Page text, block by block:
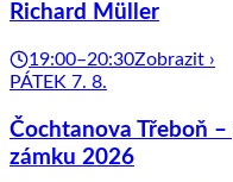
Richard Müller
19:00–20:30Zobrazit ›
PÁTEK 7. 8.
Čochtanova Třeboň
zámku 2026